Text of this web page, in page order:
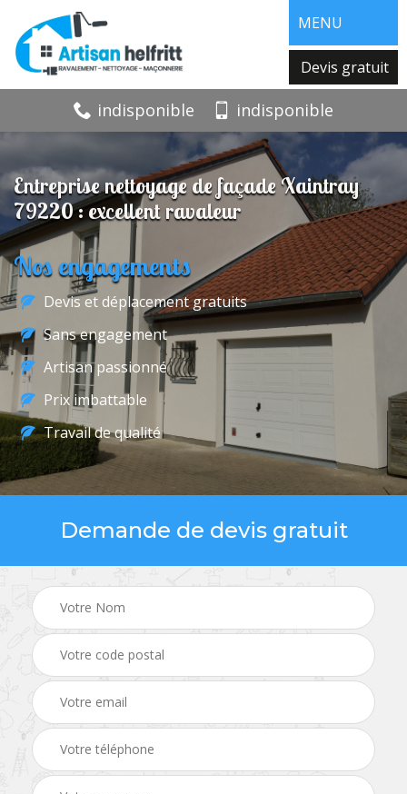
MENU
Devis gratuit
indisponible indisponible
Entreprise nettoyage de façade Xaintray
79220 : excellent ravaleur
Nos engagements
Devis et déplacement gratuits
Sans engagement
Artisan passionné
Prix imbattable
Travail de qualité
Demande de devis gratuit